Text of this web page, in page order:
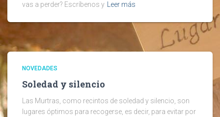
vas a perder? Escríbenos y
Leer más
NOVEDADES
Soledad y silencio
Las Murtras, como recintos de soledad y silencio, son
lugares óptimos para recogerse, es decir, para evitar por